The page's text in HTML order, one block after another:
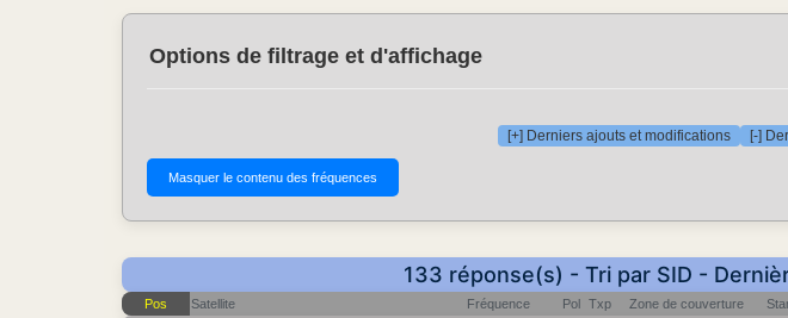
Options de filtrage et d'affichage
[+] Derniers ajouts et modifications [-]
133 réponse(s) - Tri par SID -
Pos Satellite Fréquence Pol Txp Zone de couverture